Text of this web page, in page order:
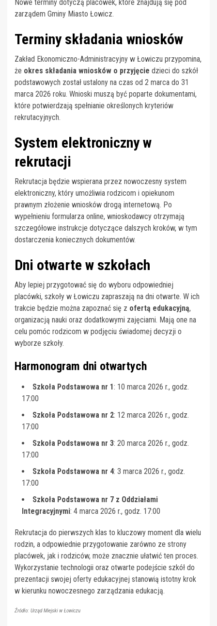
Nowe terminy dotyczą placówek, które znajdują się pod
zarządem Gminy Miasto Łowicz.
Terminy składania wniosków
Zakład Ekonomiczno-Administracyjny w Łowiczu przypomina,
że okres składania wniosków o przyjęcie dzieci do szkół
podstawowych został ustalony na czas od 2 marca do 31
marca 2026 roku. Wnioski muszą być poparte dokumentami,
które potwierdzają spełnianie określonych kryteriów
rekrutacyjnych.
System elektroniczny w
rekrutacji
Rekrutacja będzie wspierana przez nowoczesny system
elektroniczny, który umożliwia rodzicom i opiekunom
prawnym złożenie wniosków drogą internetową. Po
wypełnieniu formularza online, wnioskodawcy otrzymają
szczegółowe instrukcje dotyczące dalszych kroków, w tym
dostarczenia koniecznych dokumentów.
Dni otwarte w szkołach
Aby lepiej przygotować się do wyboru odpowiedniej
placówki, szkoły w Łowiczu zapraszają na dni otwarte. W ich
trakcie będzie można zapoznać się z ofertą edukacyjną,
organizacją nauki oraz dodatkowymi zajęciami. Mają one na
celu pomóc rodzicom w podjęciu świadomej decyzji o
wyborze szkoły.
Harmonogram dni otwartych
Szkoła Podstawowa nr 1: 10 marca 2026 r., godz.
17:00
Szkoła Podstawowa nr 2: 12 marca 2026 r., godz.
17:00
Szkoła Podstawowa nr 3: 20 marca 2026 r., godz.
17:00
Szkoła Podstawowa nr 4: 3 marca 2026 r., godz.
17:00
Szkoła Podstawowa nr 7 z Oddziałami
Integracyjnymi: 4 marca 2026 r., godz. 17:00
Rekrutacja do pierwszych klas to kluczowy moment dla wielu
rodzin, a odpowiednie przygotowanie zarówno ze strony
placówek, jak i rodziców, może znacznie ułatwić ten proces.
Wykorzystanie technologii oraz otwarte podejście szkół do
prezentacji swojej oferty edukacyjnej stanowią istotny krok
w kierunku nowoczesnego zarządzania edukacją.
Źródło: Urząd Miejski w Łowiczu